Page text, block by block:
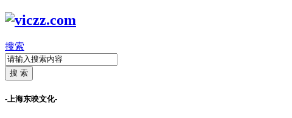
搜索
搜 索
-上海东映文化-